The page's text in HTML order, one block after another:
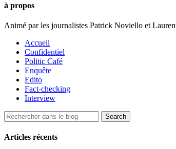
à propos
Animé par les journalistes Patrick Noviello et
Accueil
Confidentiel
Politic Café
Enquête
Edito
Fact-checking
Interview
Articles récents